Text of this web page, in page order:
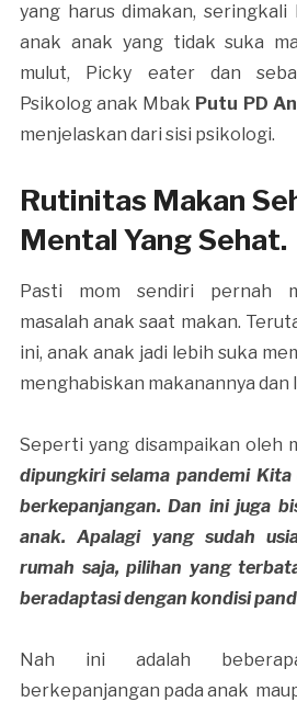
yang harus dimakan,
anak anak yang tidak suka
mulut, Picky eater dan
Psikolog anak Mbak Putu PD
menjelaskan dari sisi psikologi.
Rutinitas Makan
Mental Yang Sehat.
Pasti mom sendiri pernah
masalah anak saat makan.
ini, anak anak jadi lebih suka
menghabiskan makanannya dan
Seperti yang disampaikan oleh
dipungkiri selama pandemi
berkepanjangan. Dan ini juga
anak. Apalagi yang sudah
rumah saja, pilihan yang
beradaptasi dengan kondisi
Nah ini adalah
berkepanjangan pada anak